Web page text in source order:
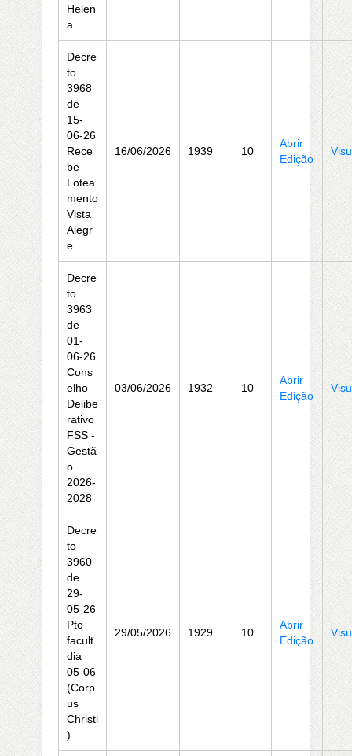
Helen
a
Decre
to
3968
de
15-
06-26
Rece
be
Lotea
mento
Vista
Alegr
e
16/06/2026 1939 10
Abrir
Edição
Decre
to
3963
de
01-
06-26
Cons
elho
Delibe
rativo
FSS -
Gestã
o
2026-
2028
03/06/2026 1932 10
Abrir
Edição
Decre
to
3960
de
29-
05-26
Pto
facult
dia
05-06
(Corp
us
Christi
)
29/05/2026 1929 10
Abrir
Edição